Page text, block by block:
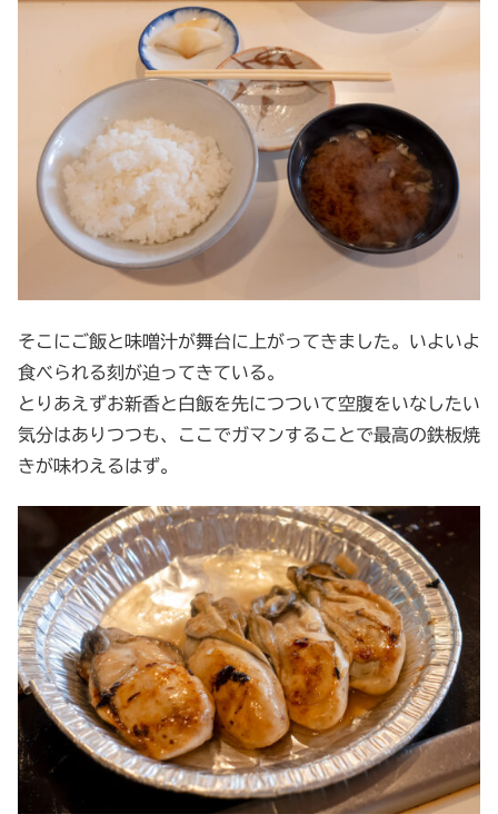
そこにご飯と味噌汁が舞台に上がってきました。いよいよ
食べられる刻が迫ってきている。
とりあえずお新香と白飯を先につついて空腹をいなしたい
気分はありつつも、ここでガマンすることで最高の鉄板焼
きが味わえるはず。